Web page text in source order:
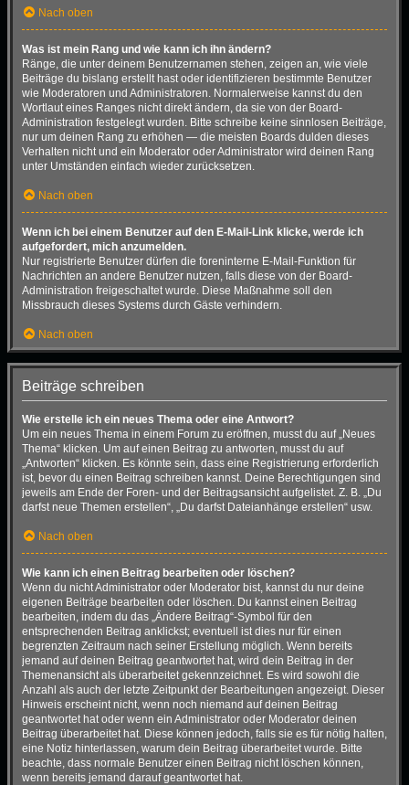
Nach oben
Was ist mein Rang und wie kann ich ihn ändern?
Ränge, die unter deinem Benutzernamen stehen, zeigen an, wie viele
Beiträge du bislang erstellt hast oder identifizieren bestimmte Benutzer
wie Moderatoren und Administratoren. Normalerweise kannst du den
Wortlaut eines Ranges nicht direkt ändern, da sie von der Board-
Administration festgelegt wurden. Bitte schreibe keine sinnlosen Beiträge,
nur um deinen Rang zu erhöhen — die meisten Boards dulden dieses
Verhalten nicht und ein Moderator oder Administrator wird deinen Rang
unter Umständen einfach wieder zurücksetzen.
Nach oben
Wenn ich bei einem Benutzer auf den E-Mail-Link klicke, werde ich
aufgefordert, mich anzumelden.
Nur registrierte Benutzer dürfen die foreninterne E-Mail-Funktion für
Nachrichten an andere Benutzer nutzen, falls diese von der Board-
Administration freigeschaltet wurde. Diese Maßnahme soll den
Missbrauch dieses Systems durch Gäste verhindern.
Nach oben
Beiträge schreiben
Wie erstelle ich ein neues Thema oder eine Antwort?
Um ein neues Thema in einem Forum zu eröffnen, musst du auf „Neues
Thema“ klicken. Um auf einen Beitrag zu antworten, musst du auf
„Antworten“ klicken. Es könnte sein, dass eine Registrierung erforderlich
ist, bevor du einen Beitrag schreiben kannst. Deine Berechtigungen sind
jeweils am Ende der Foren- und der Beitragsansicht aufgelistet. Z. B. „Du
darfst neue Themen erstellen“, „Du darfst Dateianhänge erstellen“ usw.
Nach oben
Wie kann ich einen Beitrag bearbeiten oder löschen?
Wenn du nicht Administrator oder Moderator bist, kannst du nur deine
eigenen Beiträge bearbeiten oder löschen. Du kannst einen Beitrag
bearbeiten, indem du das „Ändere Beitrag“-Symbol für den
entsprechenden Beitrag anklickst; eventuell ist dies nur für einen
begrenzten Zeitraum nach seiner Erstellung möglich. Wenn bereits
jemand auf deinen Beitrag geantwortet hat, wird dein Beitrag in der
Themenansicht als überarbeitet gekennzeichnet. Es wird sowohl die
Anzahl als auch der letzte Zeitpunkt der Bearbeitungen angezeigt. Dieser
Hinweis erscheint nicht, wenn noch niemand auf deinen Beitrag
geantwortet hat oder wenn ein Administrator oder Moderator deinen
Beitrag überarbeitet hat. Diese können jedoch, falls sie es für nötig halten,
eine Notiz hinterlassen, warum dein Beitrag überarbeitet wurde. Bitte
beachte, dass normale Benutzer einen Beitrag nicht löschen können,
wenn bereits jemand darauf geantwortet hat.